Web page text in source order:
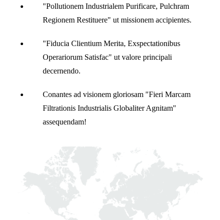
"Pollutionem Industrialem Purificare, Pulchram
Regionem Restituere" ut missionem accipientes.
"Fiducia Clientium Merita, Exspectationibus
Operariorum Satisfac" ut valore principali
decernendo.
Conantes ad visionem gloriosam "Fieri Marcam
Filtrationis Industrialis Globaliter Agnitam"
assequendam!